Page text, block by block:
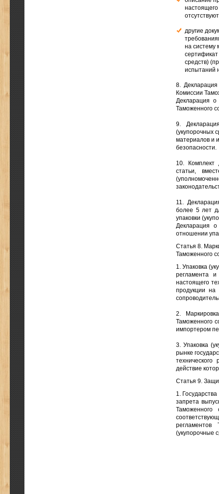
настоящего
другие
на систему
сертификат
средств)
испытаний
8.
Комиссии
Декларация о
Таможенного
9.
(укупорочных
материалов и
безопасности.
10. Комплект
статьи,
11.
более 5 лет
упаковки
Декларация о
отношении
Статья 8.
Таможенного
1. Упаковка
регламента
настоящего
продукции на
2.
Таможенного
импортером
3. Упаковка
рынке
действие
Статья 9.
1.
запрета
регламентов
(укупорочные